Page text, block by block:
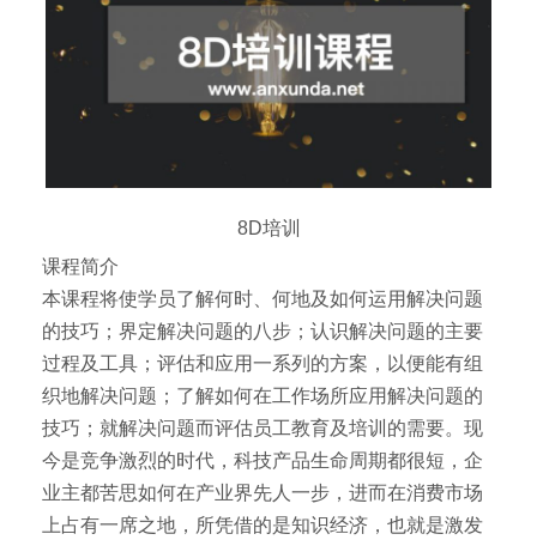
8D培训
课程简介
本课程将使学员了解何时、何地及如何运用解决问题
的技巧；界定解决问题的八步；认识解决问题的主要
过程及工具；评估和应用一系列的方案，以便能有组
织地解决问题；了解如何在工作场所应用解决问题的
技巧；就解决问题而评估员工教育及培训的需要。现
今是竞争激烈的时代，科技产品生命周期都很短，企
业主都苦思如何在产业界先人一步，进而在消费市场
上占有一席之地，所凭借的是知识经济，也就是激发